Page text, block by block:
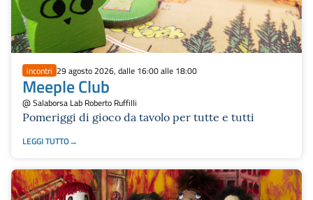
incontri 29 agosto 2026, dalle 16:00 alle 18:00
Meeple Club
@ Salaborsa Lab Roberto Ruffilli
Pomeriggi di gioco da tavolo per tutte e tutti
LEGGI TUTTO